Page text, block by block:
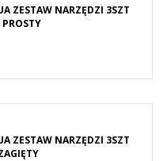
ZESTAW NARZĘDZI 3SZT
PROSTY
ZESTAW NARZĘDZI 3SZT